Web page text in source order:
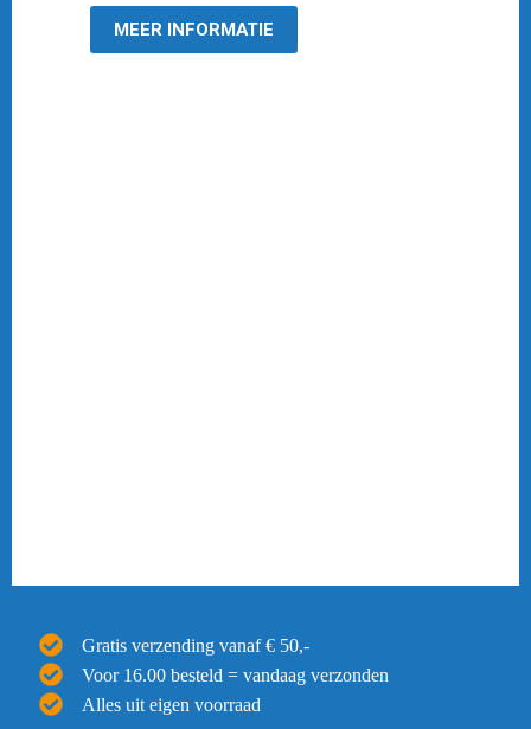
€ 129,95.
€ 89,95.
MEER INFORMATIE
Gratis verzending vanaf € 50,-
Voor 16.00 besteld = vandaag verzonden
Alles uit eigen voorraad